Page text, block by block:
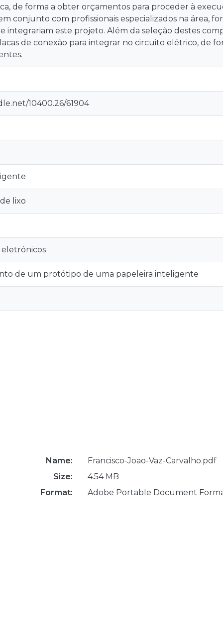
de forma a obter orçamentos para proceder à
conjunto com profissionais especializados na área,
integrariam este projeto. Além da seleção destes
de conexão para integrar no circuito elétrico, de
10400.26/61904
lixo
de um protótipo de uma papeleira inteligente
Name:
Francisco-Joao-Vaz-Carvalho.pdf
Size:
4.54 MB
Format:
Adobe Portable Document